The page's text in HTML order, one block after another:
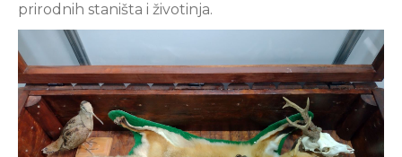
prirodnih staništa i životinja.